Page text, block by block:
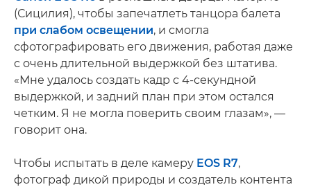
(Сицилия), чтобы запечатлеть танцора балета
при слабом освещении, и смогла
сфотографировать его движения, работая даже
с очень длительной выдержкой без штатива.
«Мне удалось создать кадр с 4-секундной
выдержкой, и задний план при этом остался
четким. Я не могла поверить своим глазам», —
говорит она.
Чтобы испытать в деле камеру EOS R7,
фотограф дикой природы и создатель контента